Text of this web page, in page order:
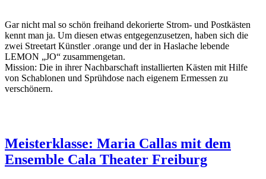
Gar nicht mal so schön freihand dekorierte Strom- und Postkästen
kennt man ja. Um diesen etwas entgegenzusetzen, haben sich die
zwei Streetart Künstler .orange und der in Haslache lebende
LEMON „JO“ zusammengetan.
Mission: Die in ihrer Nachbarschaft installierten Kästen mit Hilfe
von Schablonen und Sprühdose nach eigenem Ermessen zu
verschönern.
Meisterklasse: Maria Callas mit dem
Ensemble Cala Theater Freiburg